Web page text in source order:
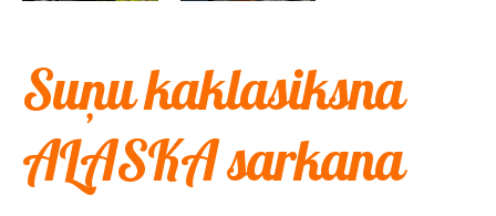
Suņu kaklasiksna
ALASKA sarkana